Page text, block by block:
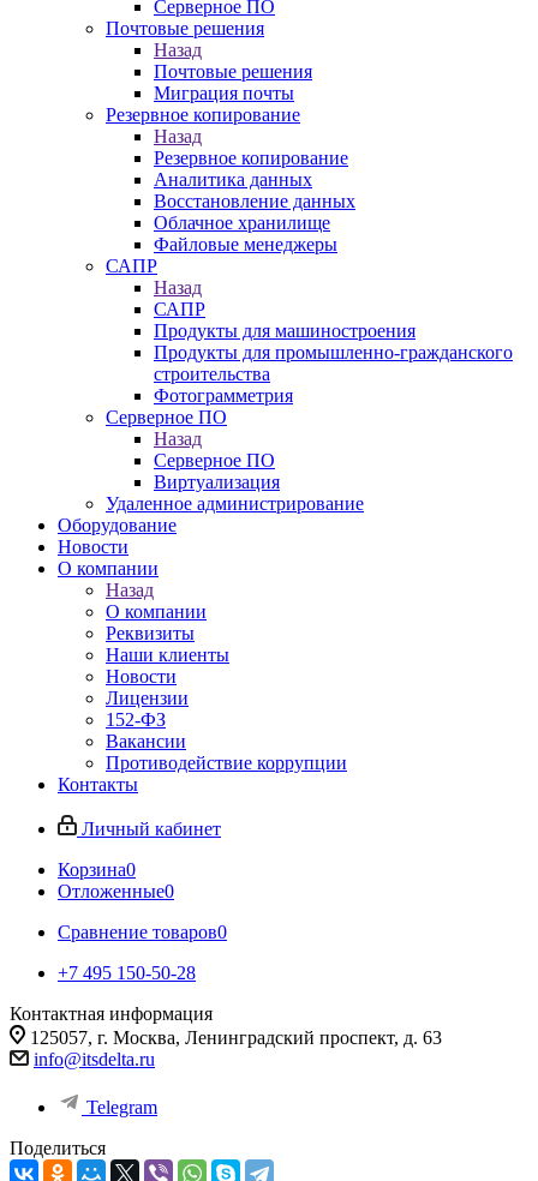
Серверное ПО
Почтовые решения
Назад
Почтовые решения
Миграция почты
Резервное копирование
Назад
Резервное копирование
Аналитика данных
Восстановление данных
Облачное хранилище
Файловые менеджеры
САПР
Назад
САПР
Продукты для машиностроения
Продукты для промышленно-гражданского
строительства
Фотограмметрия
Серверное ПО
Назад
Серверное ПО
Виртуализация
Удаленное администрирование
Оборудование
Новости
О компании
Назад
О компании
Реквизиты
Наши клиенты
Новости
Лицензии
152-ФЗ
Вакансии
Противодействие коррупции
Контакты
Личный кабинет
Корзина0
Отложенные0
Сравнение товаров0
+7 495 150-50-28
Контактная информация
125057, г. Москва, Ленинградский проспект, д. 63
info@itsdelta.ru
Telegram
Поделиться